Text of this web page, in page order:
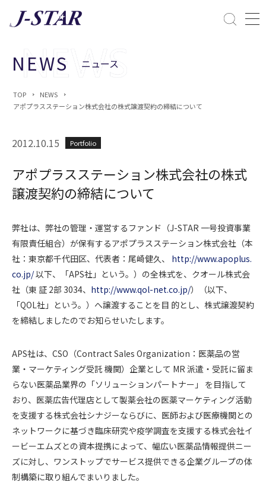
課題解決
ESGへの配慮
NEWS ニュース
TOP
NEWS
アポプラスステーション株式会社の株式譲渡契約の締結について
2012.10.15 Portfolio
アポプラスステーション株式会社の株式
譲渡契約の締結について
弊社は、弊社の管理・運営するファンド（J-STAR 一号投資事業
有限責任組合）が保有するアポプラスステーション株式会社（本
社：東京都千代田区、代表者：尾崎健久、 http://www.apoplus.
co.jp/以下、「APS社」という。）の全株式を、クオール株式会
社（東 証 2部 3034、 http://www.qol-net.co.jp/）（以下、
「QOL社」という。）へ譲渡することを目 的とし、株式譲渡契約
を締結しましたのでお知らせいたします。
APS社は、CSO（Contract Sales Organization：医薬品の営
業・マーケティング受託 機関）企業として MR 派遣・受託に留ま
らない医薬品業界の「ソリューションパートナー」 を目指して
おり、医薬広告代理店として製薬会社の医薬マーケティング活動
を支援する株式会社シナジーならびに、医師および医療機関との
ネットワークに基づき臨床研究や疫学調査を支援する株式会社イ
ービーエムズとの資本提携によって、幅広い医薬品情報提供ニー
ズに対し、ワンストップでサービス提供できる企業グループの体
制構築に取り組んでまいりました。